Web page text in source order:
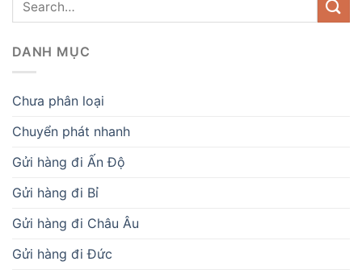
DANH MỤC
Chưa phân loại
Chuyển phát nhanh
Gửi hàng đi Ấn Độ
Gửi hàng đi Bỉ
Gửi hàng đi Châu Âu
Gửi hàng đi Đức